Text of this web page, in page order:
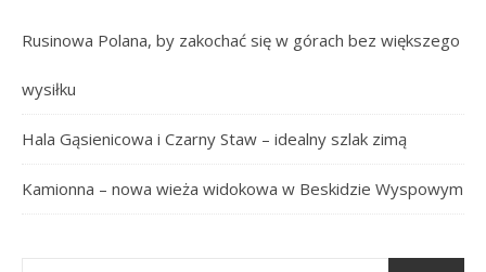
Rusinowa Polana, by zakochać się w górach bez większego
wysiłku
Hala Gąsienicowa i Czarny Staw – idealny szlak zimą
Kamionna – nowa wieża widokowa w Beskidzie Wyspowym